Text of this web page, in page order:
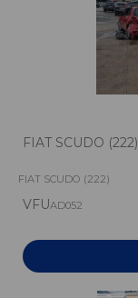
FIAT SCUDO (222)
FIAT SCUDO (222)
VFUAD052